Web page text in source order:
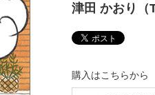
津田 かおり（
購入はこちらから